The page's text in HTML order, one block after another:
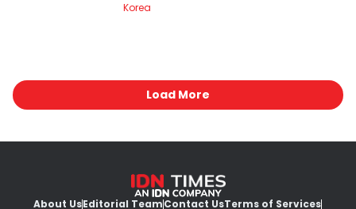
Korea
Load More
About UsEditorial TeamContact UsTerms of Services